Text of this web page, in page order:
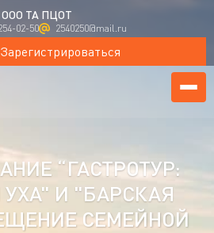
ООО ТА ПЦОТ
02-50 2540250@mail.ru
“ГАСТРОТУР:
И "БАРСКАЯ
СЕМЕЙНОЙ